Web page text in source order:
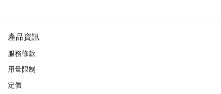
產品資訊
服務條款
用量限制
定價